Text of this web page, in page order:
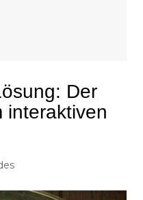
Der
interaktiven